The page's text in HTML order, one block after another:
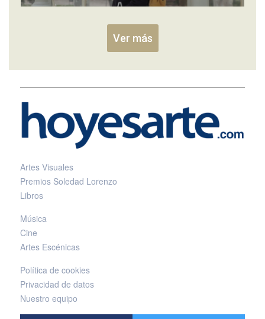
Ver más
Artes Visuales
Premios Soledad Lorenzo
Libros
Música
Cine
Artes Escénicas
Política de cookies
Privacidad de datos
Nuestro equipo